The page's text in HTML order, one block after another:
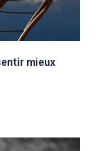
mieux